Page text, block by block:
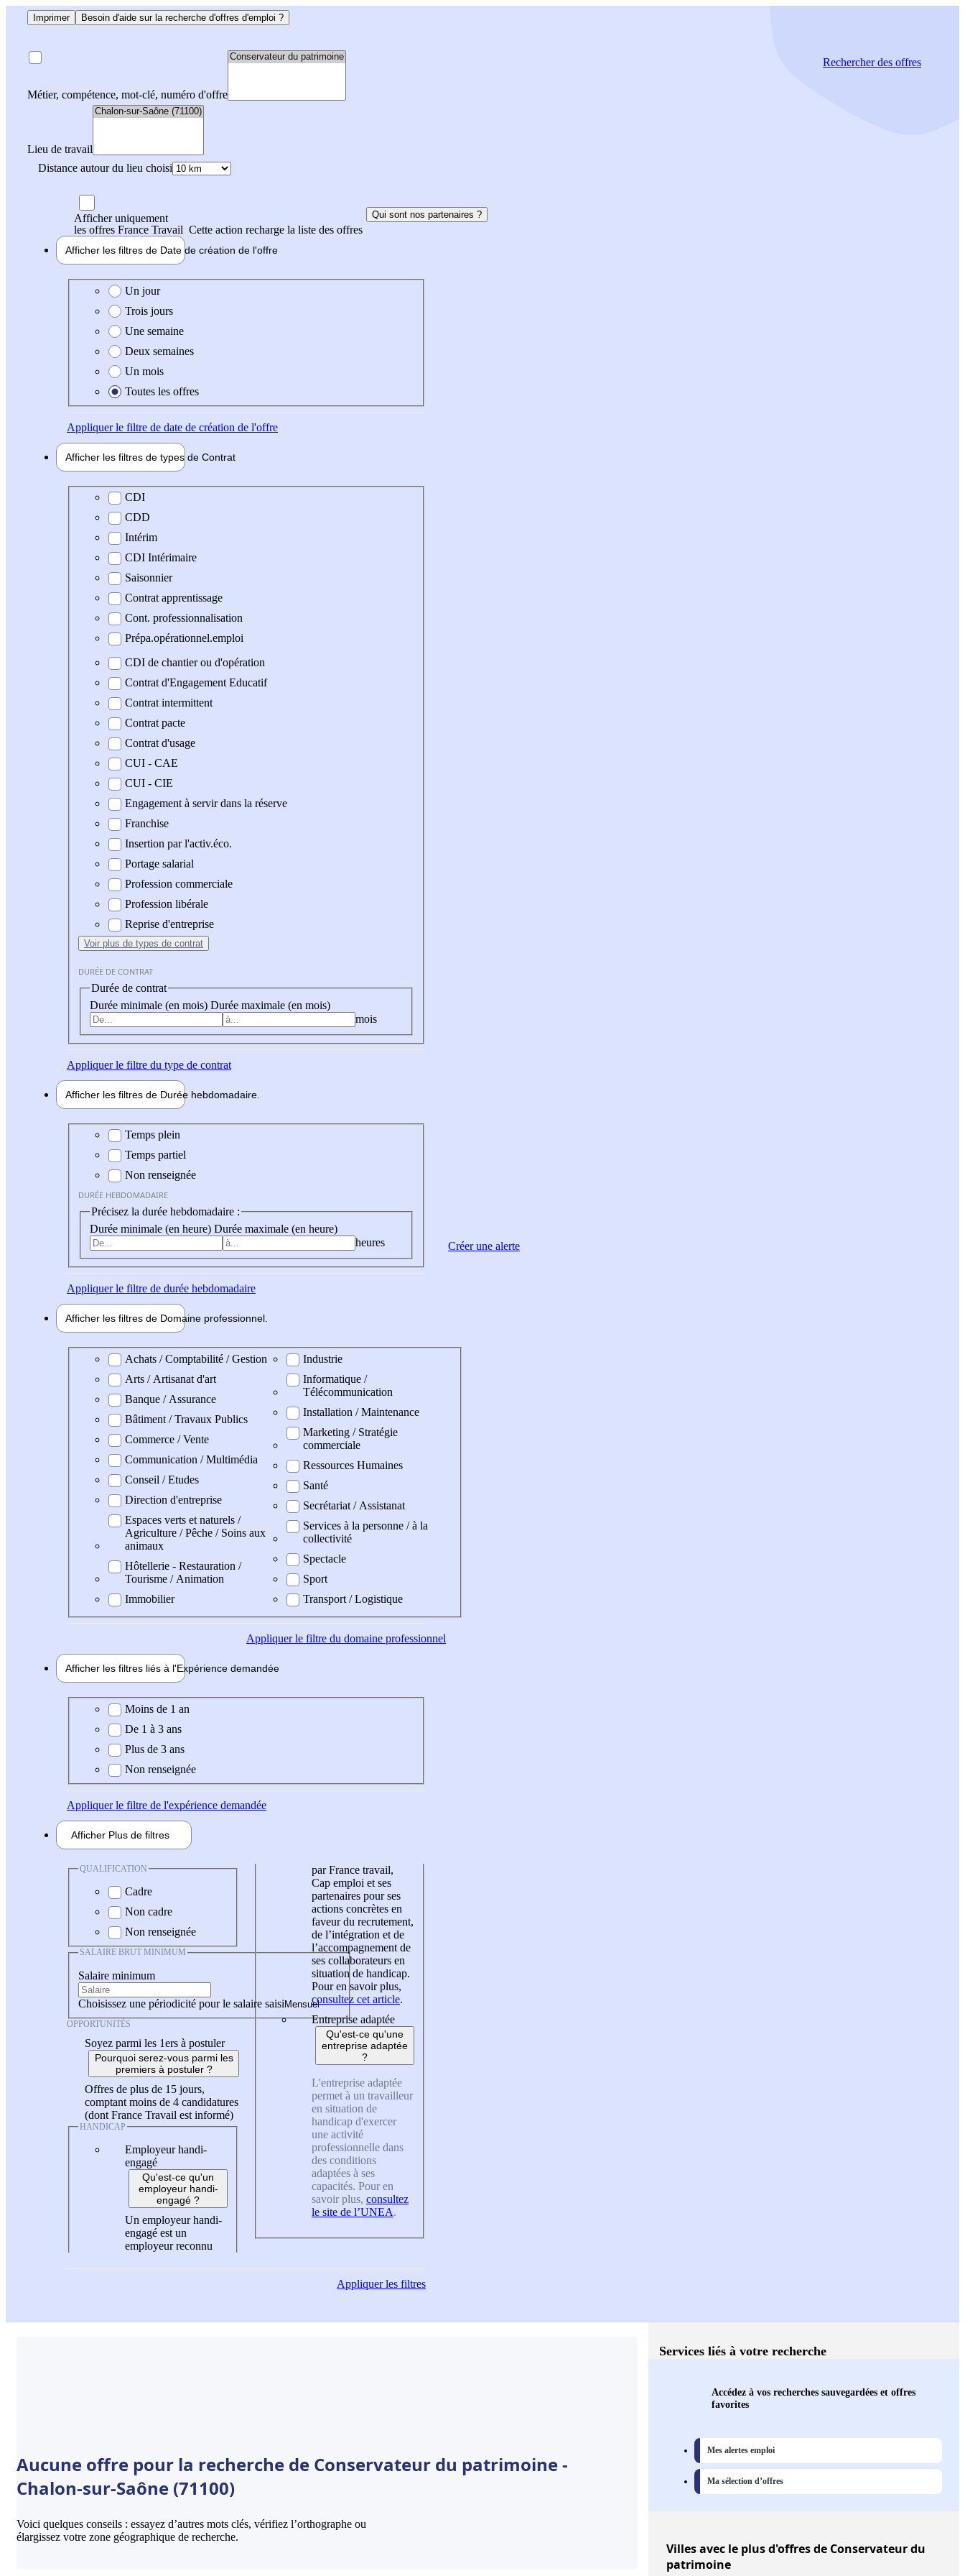
Imprimer Besoin d'aide sur la recherche d'offres d'emploi ?
Métier, compétence, mot-clé, numéro d'offre
Lieu de travail
Distance autour du lieu choisi
Rechercherdes offres
Afficher uniquement
les offres France Travail Cette action recharge la liste des offres
Qui sont nos partenaires ?
Afficher les filtres de Date de création de l'offre
Date de création de l'offre
Un jour
Trois jours
Une semaine
Deux semaines
Un mois
Toutes les offres
Appliquerle filtre de date de création de l'offre
Afficher les filtres de types de Contrat
Type de contrat
CDI
CDD
Intérim
CDI Intérimaire
Saisonnier
Contrat apprentissage
Cont. professionnalisation
Prépa.opérationnel.emploi
CDI de chantier ou d'opération
Contrat d'Engagement Educatif
Contrat intermittent
Contrat pacte
Contrat d'usage
CUI - CAE
CUI - CIE
Engagement à servir dans la réserve
Franchise
Insertion par l'activ.éco.
Portage salarial
Profession commerciale
Profession libérale
Reprise d'entreprise
Voir plus de types de contrat
DURÉE DE CONTRAT
Durée de contrat
Durée minimale (en mois) Durée maximale (en mois)
mois
Appliquerle filtre du type de contrat
Afficher les filtres de Durée hebdomadaire
Durée hebdomadaire
Temps plein
Temps partiel
Non renseignée
DURÉE HEBDOMADAIRE
Précisez la durée hebdomadaire :
Durée minimale (en heure) Durée maximale (en heure)
heures
Appliquerle filtre de durée hebdomadaire
Afficher les filtres de Domaine professionnel
Domaine professionel
Achats / Comptabilité / Gestion
Arts / Artisanat d'art
Banque / Assurance
Bâtiment / Travaux Publics
Commerce / Vente
Communication / Multimédia
Conseil / Etudes
Direction d'entreprise
Espaces verts et naturels /
Agriculture / Pêche / Soins aux
animaux
Hôtellerie - Restauration /
Tourisme / Animation
Immobilier
Industrie
Informatique /
Télécommunication
Installation / Maintenance
Marketing / Stratégie
commerciale
Ressources Humaines
Santé
Secrétariat / Assistanat
Services à la personne / à la
collectivité
Spectacle
Sport
Transport / Logistique
Appliquerle filtre du domaine professionnel
Afficher les filtres liés à l'Expérience demandée
Expérience demandée
Moins de 1 an
De 1 à 3 ans
Plus de 3 ans
Non renseignée
Appliquerle filtre de l'expérience demandée
Afficher Plus de filtres
QUALIFICATION
Cadre
Non cadre
Non renseignée
SALAIRE BRUT MINIMUM
Salaire minimum
Choisissez une périodicité pour le salaire saisi
OPPORTUNITÉS
Soyez parmi les 1ers à postuler
Pourquoi serez-vous parmi les
premiers à postuler ?
Offres de plus de 15 jours,
comptant moins de 4 candidatures
(dont France Travail est informé)
HANDICAP
Employeur handi-
engagé
Qu'est-ce qu'un
employeur handi-
engagé ?
Un employeur handi-
engagé est un
employeur reconnu
par France travail,
Cap emploi et ses
partenaires pour ses
actions concrètes en
faveur du recrutement,
de l’intégration et de
l’accompagnement de
ses collaborateurs en
situation de handicap.
Pour en savoir plus,
consultez cet article.
Entreprise adaptée
Qu'est-ce qu'une
entreprise adaptée
?
L'entreprise adaptée
permet à un travailleur
en situation de
handicap d'exercer
une activité
professionnelle dans
des conditions
adaptées à ses
capacités. Pour en
savoir plus, consultez
le site de l’UNEA.
Appliquerles filtres
Créer une alerte
Aucune offre pour la recherche de Conservateur du patrimoine -
Chalon-sur-Saône (71100)
Voici quelques conseils : essayez d’autres mots clés, vérifiez l’orthographe ou
élargissez votre zone géographique de recherche.
Services liés à votre recherche
Accédez à vos recherches sauvegardées et offres
favorites
Mes alertes emploi
Ma sélection d’offres
Villesavec le plus d'offres de Conservateur du
patrimoine